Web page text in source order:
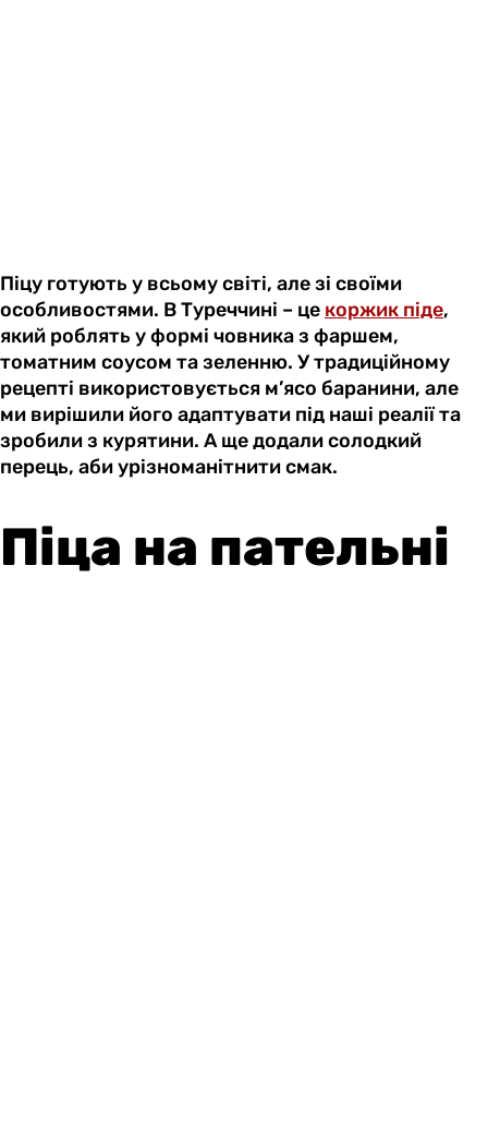
Піцу готують у всьому світі, але зі своїми
особливостями. В Туреччині – це коржик піде,
який роблять у формі човника з фаршем,
томатним соусом та зеленню. У традиційному
рецепті використовується м’ясо баранини, але
ми вирішили його адаптувати під наші реалії та
зробили з курятини. А ще додали солодкий
перець, аби урізноманітнити смак.
Піца на пательні